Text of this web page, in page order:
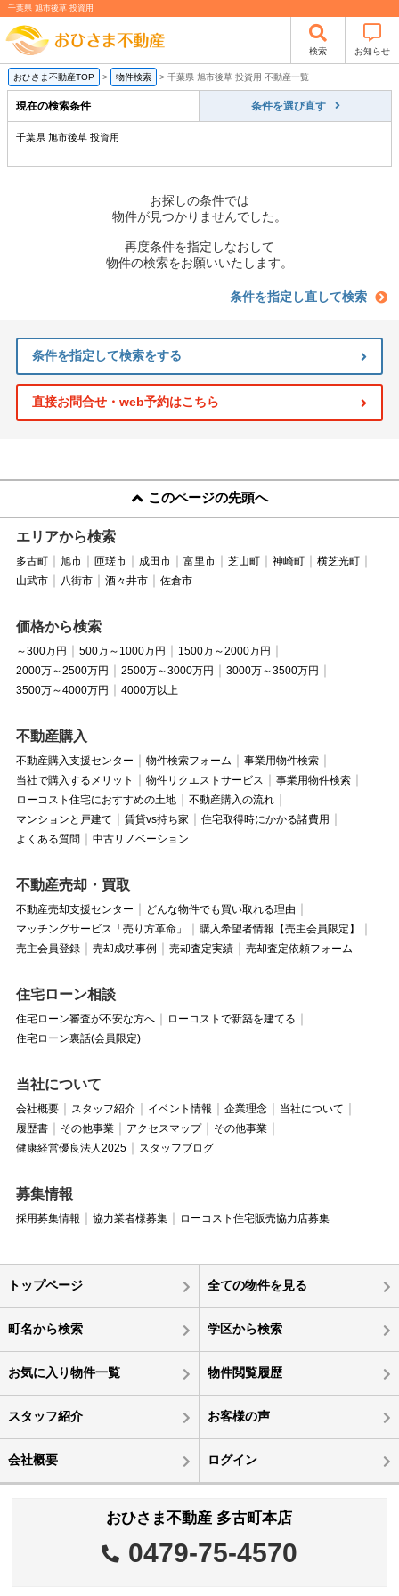
千葉県 旭市後草 投資用
検索 お知らせ
おひさま不動産TOP > 物件検索 > 千葉県 旭市後草 投資用 不動産一覧
現在の検索条件 条件を選び直す
千葉県 旭市後草 投資用
お探しの条件では
物件が見つかりませんでした。
再度条件を指定しなおして
物件の検索をお願いいたします。
条件を指定し直して検索
条件を指定して検索をする
直接お問合せ・web予約はこちら
このページの先頭へ
エリアから検索
多古町 旭市 匝瑳市 成田市 富里市 芝山町 神崎町
横芝光町
山武市
八街市 酒々井市 佐倉市
価格から検索
～300万円 500万～1000万円
1500万～2000万円
2000万～2500万円
2500万～3000万円
3000万～3500万円
3500万～4000万円
4000万以上
不動産購入
不動産購入支援センター 物件検索フォーム
事業用物件検索
当社で購入するメリット
物件リクエストサービス
事業用物件検索
ローコスト住宅におすすめの土地
不動産購入の流れ
マンションと戸建て
賃貸vs持ち家
住宅取得時にかかる諸費用
よくある質問
中古リノベーション
不動産売却・買取
不動産売却支援センター
どんな物件でも買い取れる理由
マッチングサービス「売り方革命」
購入希望者情報【売主会員限定】
売主会員登録
売却成功事例 売却査定実績 売却査定依頼フォーム
住宅ローン相談
住宅ローン審査が不安な方へ
ローコストで新築を建てる
住宅ローン裏話(会員限定)
当社について
会社概要 スタッフ紹介 イベント情報 企業理念
当社について
履歴書
その他事業 アクセスマップ
その他事業
健康経営優良法人2025
スタッフブログ
募集情報
採用募集情報 協力業者様募集 ローコスト住宅販売協力店募集
トップページ 全ての物件を見る
町名から検索 学区から検索
お気に入り物件一覧 物件閲覧履歴
スタッフ紹介 お客様の声
会社概要 ログイン
おひさま不動産 多古町本店
0479-75-4570